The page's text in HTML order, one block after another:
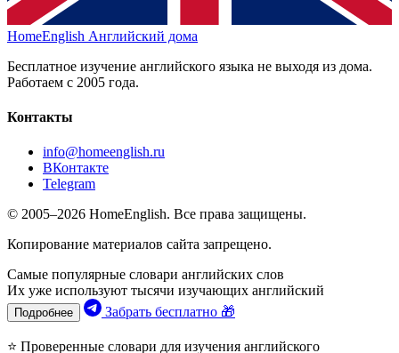
HomeEnglish Английский дома
Бесплатное изучение английского языка не выходя из дома.
Работаем с 2005 года.
Контакты
info@homeenglish.ru
ВКонтакте
Telegram
© 2005–2026 HomeEnglish. Все права защищены.
Копирование материалов сайта запрещено.
Самые популярные словари английских слов
Их уже используют тысячи изучающих английский
Подробнее Забрать бесплатно 🎁
⭐ Проверенные словари для изучения английского